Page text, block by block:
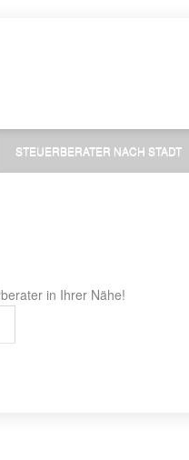
STEUERBERATER NACH STADT
in Ihrer Nähe!